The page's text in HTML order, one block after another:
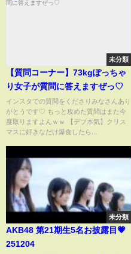
未分類
【質問コーナー】73kgぽっちゃ
り女子が質問に答えますぜっ♡
インスタでの質問をくださりみなさんあり
がとうです♡ もっと攻めた質問はまた今
度取りますよんｗｗ 【デブ本気】クリス
マスに好きなだけ爆食したら...
未分類
AKB48 第21期生5名お披露目💗
251204